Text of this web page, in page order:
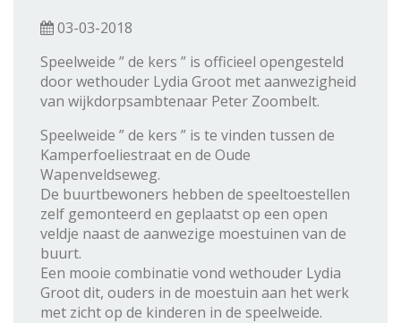
03-03-2018
Speelweide ” de kers ” is officieel opengesteld
door wethouder Lydia Groot met aanwezigheid
van wijkdorpsambtenaar Peter Zoombelt.
Speelweide ” de kers ” is te vinden tussen de
Kamperfoeliestraat en de Oude
Wapenveldseweg.
De buurtbewoners hebben de speeltoestellen
zelf gemonteerd en geplaatst op een open
veldje naast de aanwezige moestuinen van de
buurt.
Een mooie combinatie vond wethouder Lydia
Groot dit, ouders in de moestuin aan het werk
met zicht op de kinderen in de speelweide.